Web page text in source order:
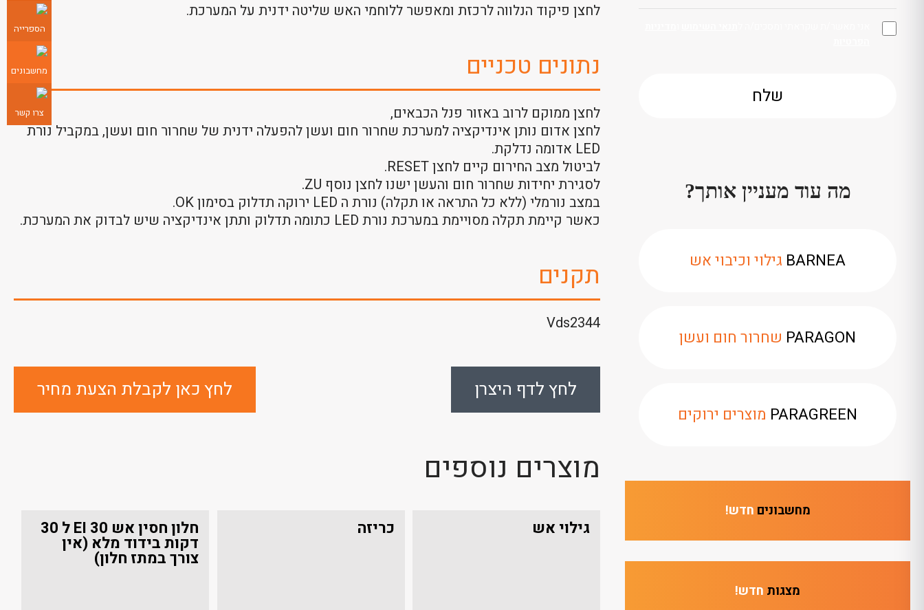
לחצן פיקוד הנלווה לרכזת ומאפשר ללוחמי האש שליטה ידנית על המערכת.
נתונים טכניים
לחצן ממוקם לרוב באזור פנל הכבאים,
לחצן אדום נותן אינדיקציה למערכת שחרור חום ועשן להפעלה ידנית של שחרור חום ועשן, במקביל נורת
LED אדומה נדלקת.
לביטול מצב החירום קיים לחצן RESET.
לסגירת יחידות שחרור חום והעשן ישנו לחצן נוסף ZU.
במצב נורמלי (ללא כל התראה או תקלה) נורת ה LED ירוקה תדלוק בסימון OK.
כאשר קיימת תקלה מסויימת במערכת נורת LED כתומה תדלוק ותתן אינדיקציה שיש לבדוק את המערכת.
תקנים
Vds2344
לחץ לדף היצרן לחץ כאן לקבלת הצעת מחיר
מוצרים נוספים
גילוי אש כריזה חלון חסין אש EI 30 ל 30
דקות בידוד מלא (אין
צורך במתז חלון)
מה עוד מעניין אותך?
BARNEA גילוי וכיבוי אש
PARAGON שחרור חום ועשן
PARAGREEN מוצרים ירוקים
מחשבונים חדש!
מצגות חדש!
הספרייה
מחשבונים
צרו קשר